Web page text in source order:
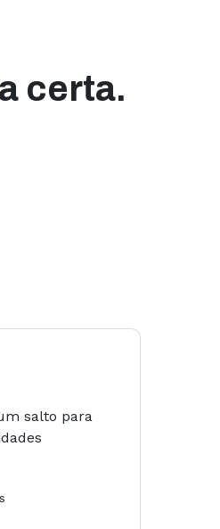
certa.
salto para